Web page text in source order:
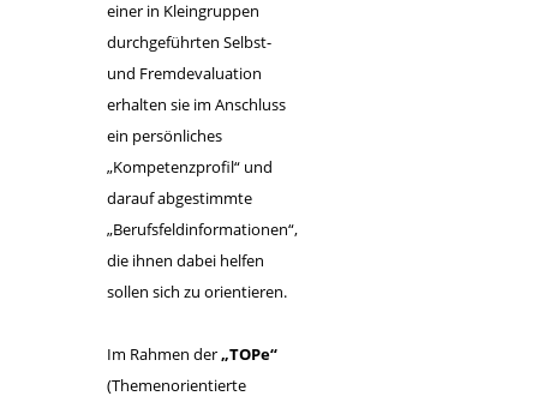
einer in Kleingruppen
durchgeführten Selbst-
und Fremdevaluation
erhalten sie im Anschluss
ein persönliches
„Kompetenzprofil“ und
darauf abgestimmte
„Berufsfeldinformationen“,
die ihnen dabei helfen
sollen sich zu orientieren.
Im Rahmen der„TOPe“
(Themenorientierte